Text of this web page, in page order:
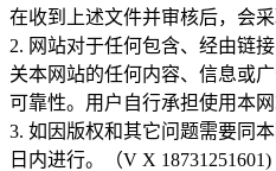
在收到上述文件并审核后，会采
2. 网站对于任何包含、经由链
关本网站的任何内容、信息或
可靠性。用户自行承担使用本网
3. 如因版权和其它问题需要同
日内进行。（V X 18731251601)